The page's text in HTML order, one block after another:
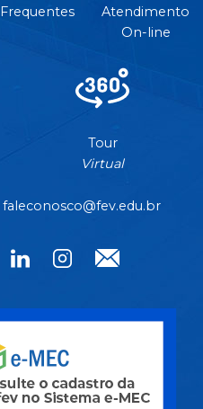
Frequentes
Atendimento
On-line
Tour
Virtual
faleconosco@fev.edu.br